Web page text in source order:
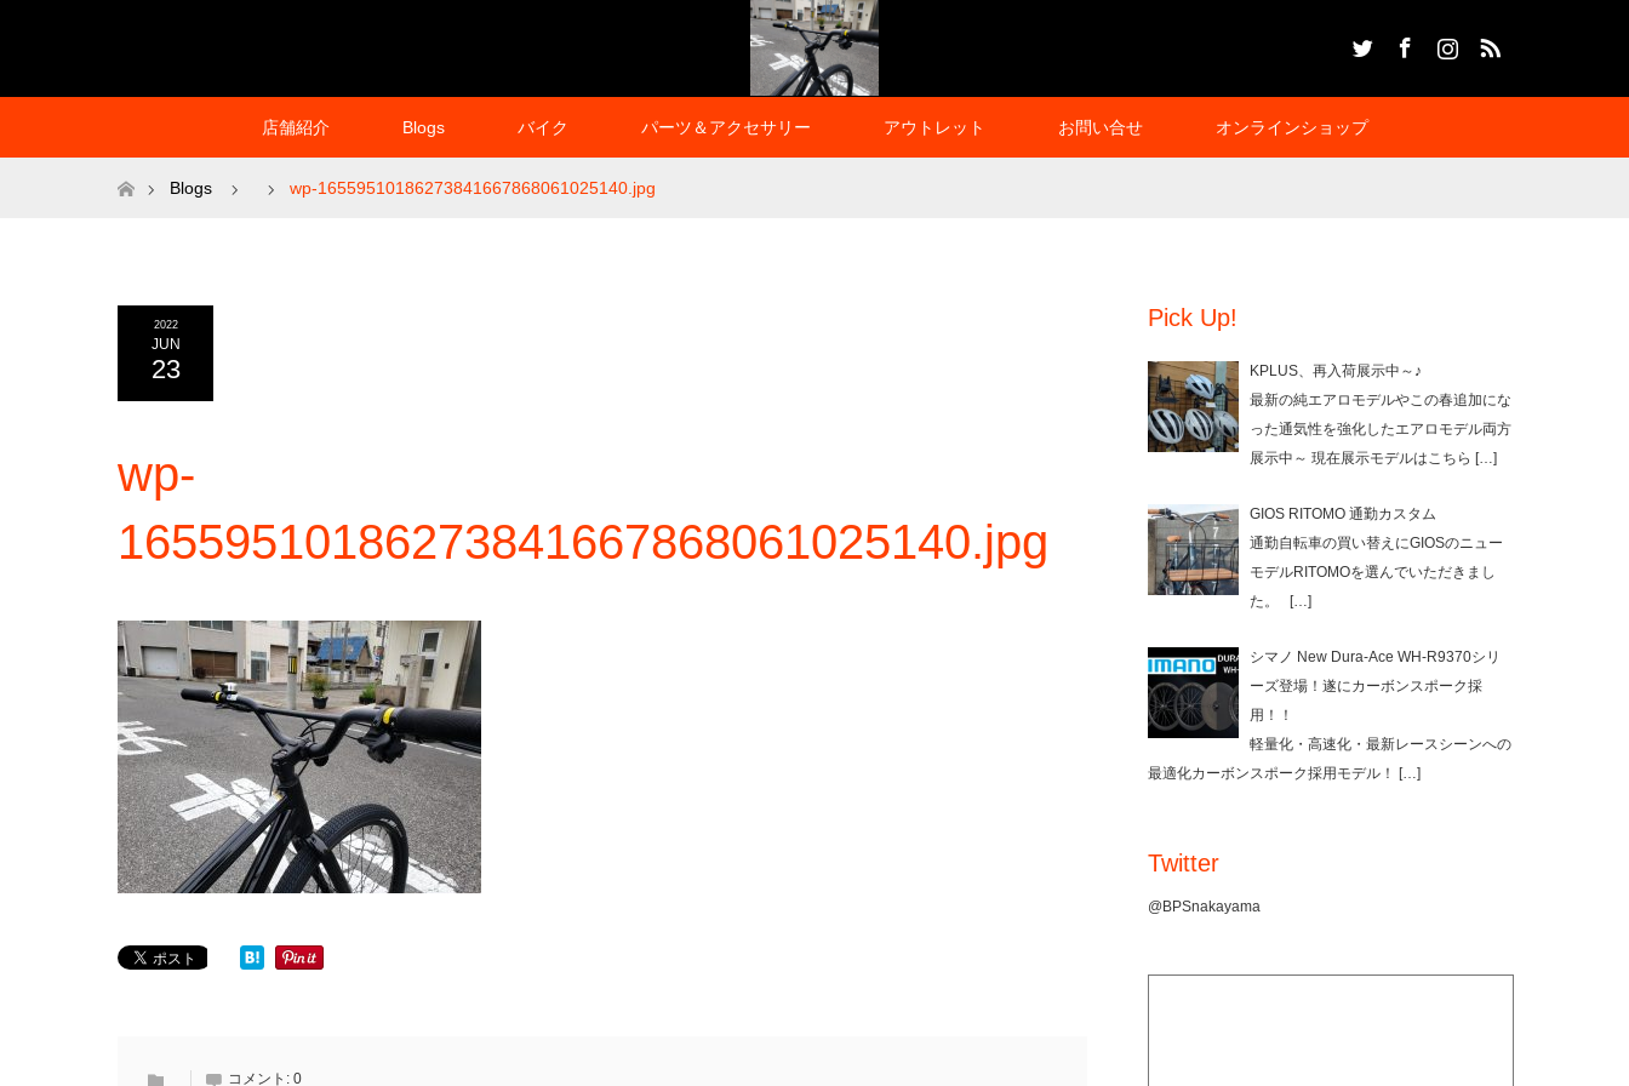
店舗紹介 Blogs バイク パーツ＆アクセサリー アウトレット お問い合せ オンラインショップ
ホームBlogs wp-16559510186273841667868061025140.jpg
2022
JUN
23
wp-
16559510186273841667868061025140.jpg
コメント: 0
Pick Up!
KPLUS、再入荷展示中～♪
最新の純エアロモデルやこの春追加にな
った通気性を強化したエアロモデル両方
展示中～ 現在展示モデルはこちら […]
GIOS RITOMO 通勤カスタム
通勤自転車の買い替えにGIOSのニュー
モデルRITOMOを選んでいただきまし
た。
[…]
シマノ New Dura-Ace WH-R9370シリ
ーズ登場！遂にカーボンスポーク採
用！！
軽量化・高速化・最新レースシーンへの
最適化カーボンスポーク採用モデル！
[…]
Twitter
@BPSnakayama